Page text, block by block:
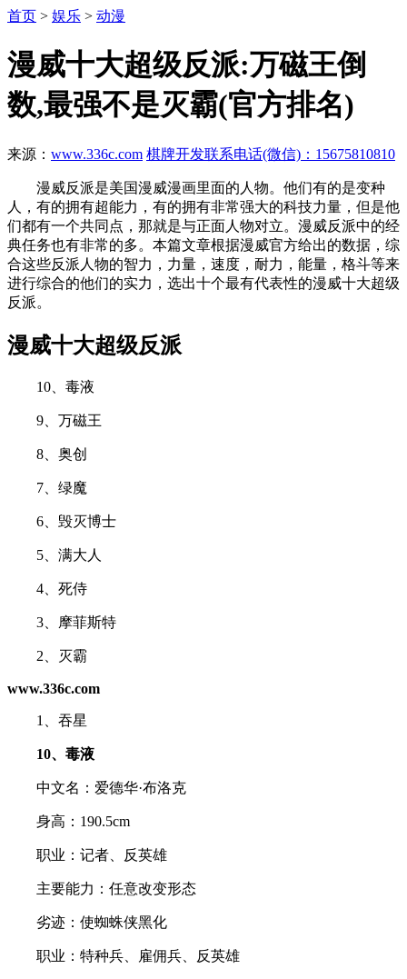
首页 > 娱乐 > 动漫
漫威十大超级反派:万磁王倒
数,最强不是灭霸(官方排名)
来源： www.336c.com 棋牌开发联系电话(微信)：15675810810
漫威反派是美国漫威漫画里面的人物。他们有的是变种
人，有的拥有超能力，有的拥有非常强大的科技力量，但是他
们都有一个共同点，那就是与正面人物对立。漫威反派中的经
典任务也有非常的多。本篇文章根据漫威官方给出的数据，综
合这些反派人物的智力，力量，速度，耐力，能量，格斗等来
进行综合的他们的实力，选出十个最有代表性的漫威十大超级
反派。
漫威十大超级反派
10、毒液
9、万磁王
8、奥创
7、绿魔
6、毁灭博士
5、满大人
4、死侍
3、摩菲斯特
2、灭霸
www.336c.com
1、吞星
10、毒液
中文名：爱德华·布洛克
身高：190.5cm
职业：记者、反英雄
主要能力：任意改变形态
劣迹：使蜘蛛侠黑化
职业：特种兵、雇佣兵、反英雄